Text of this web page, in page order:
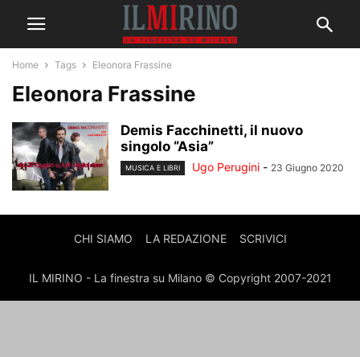
Home Tags Eleonora Frassine
Eleonora Frassine
Demis Facchinetti, il nuovo
singolo “Asia”
MUSICA E LIBRI Ugo Perugini - 23 Giugno 2020
CHI SIAMO LA REDAZIONE SCRIVICI
IL MIRINO - La finestra su Milano © Copyright 2007-2021